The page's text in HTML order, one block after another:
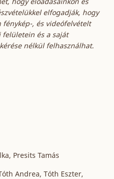
elfogadják, hogy
fénykép-, és videófelvételt
felületein és a saját
nélkül felhasználhat.
Presits Tamás
Andrea, Tóth Eszter,